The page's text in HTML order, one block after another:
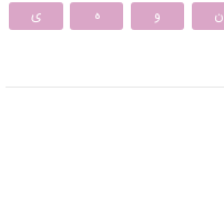
ن و ه ی